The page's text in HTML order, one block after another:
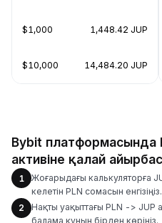
$1,000 1,448.42 JUP
$10,000 14,484.20 JUP
Bybit платформасында
активіне қалай
1
Жоғарыдағы калькуляторға
келетін PLN сомасын енгізіңіз.
2
Нақты уақыттағы PLN -> JUP
балама құнын бірден көріңіз.